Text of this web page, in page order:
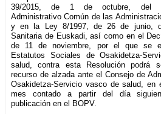
39/2015, de 1 de octubre, del
Administrativo Común de las
y en la Ley 8/1997, de 26 de junio,
Sanitaria de Euskadi, así como en el
de 11 de noviembre, por el que se
Estatutos Sociales de Osakidetza-
salud, contra esta Resolución podrá
recurso de alzada ante el Consejo de
Osakidetza-Servicio vasco de salud, en
mes contado a partir del día
publicación en el BOPV.